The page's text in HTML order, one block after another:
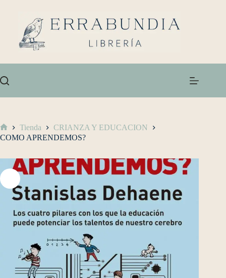
Tienda
CRIANZA Y EDUCACION
COMO APRENDEMOS?